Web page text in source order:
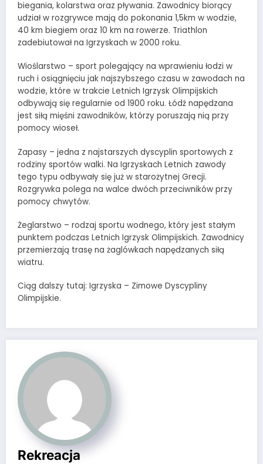
biegania, kolarstwa oraz pływania. Zawodnicy biorący
udział w rozgrywce mają do pokonania 1,5km w wodzie,
40 km biegiem oraz 10 km na rowerze. Triathlon
zadebiutował na Igrzyskach w 2000 roku.
Wioślarstwo – sport polegający na wprawieniu łodzi w
ruch i osiągnięciu jak najszybszego czasu w zawodach na
wodzie, które w trakcie Letnich Igrzysk Olimpijskich
odbywają się regularnie od 1900 roku. Łódź napędzana
jest siłą mięśni zawodników, którzy poruszają nią przy
pomocy wioseł.
Zapasy – jedna z najstarszych dyscyplin sportowych z
rodziny sportów walki. Na Igrzyskach Letnich zawody
tego typu odbywały się już w starożytnej Grecji.
Rozgrywka polega na walce dwóch przeciwników przy
pomocy chwytów.
Żeglarstwo – rodzaj sportu wodnego, który jest stałym
punktem podczas Letnich Igrzysk Olimpijskich. Zawodnicy
przemierzają trasę na żaglówkach napędzanych siłą
wiatru.
Ciąg dalszy tutaj: Igrzyska – Zimowe Dyscypliny
Olimpijskie.
Rekreacja